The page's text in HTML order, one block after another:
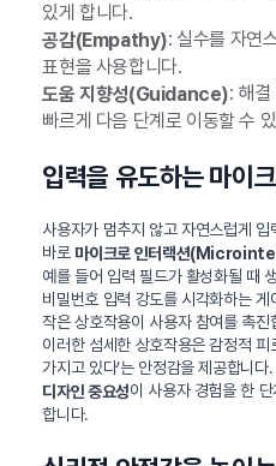
있게 합니다.
공감(Empathy): 실수를 자연
표현을 사용합니다.
도움 지향성(Guidance): 해
빠르게 다음 단계로 이동할 수
입력을 유도하는 마이
사용자가 멈추지 않고 자연스럽게
바로 마이크로 인터랙션
예를 들어 입력 필드가 활성화될 때
비밀번호 입력 강도를 시각화하는
작은 상호작용이 사용자 참여를 촉진
이러한 섬세한 상호작용은 감정적 피
가지고 있다’는 안정감을 제공합니
디자인 중요성이 사용자 경험을 한
합니다.